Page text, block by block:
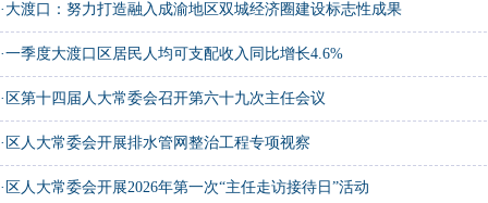
· 大渡口：努力打造融入成渝地区双城经济圈建设标志性成果
·一季度大渡口区居民人均可支配收入同比增长4.6%
· 区第十四届人大常委会召开第六十九次主任会议
· 区人大常委会开展排水管网整治工程专项视察
· 区人大常委会开展2026年第一次“主任走访接待日”活动